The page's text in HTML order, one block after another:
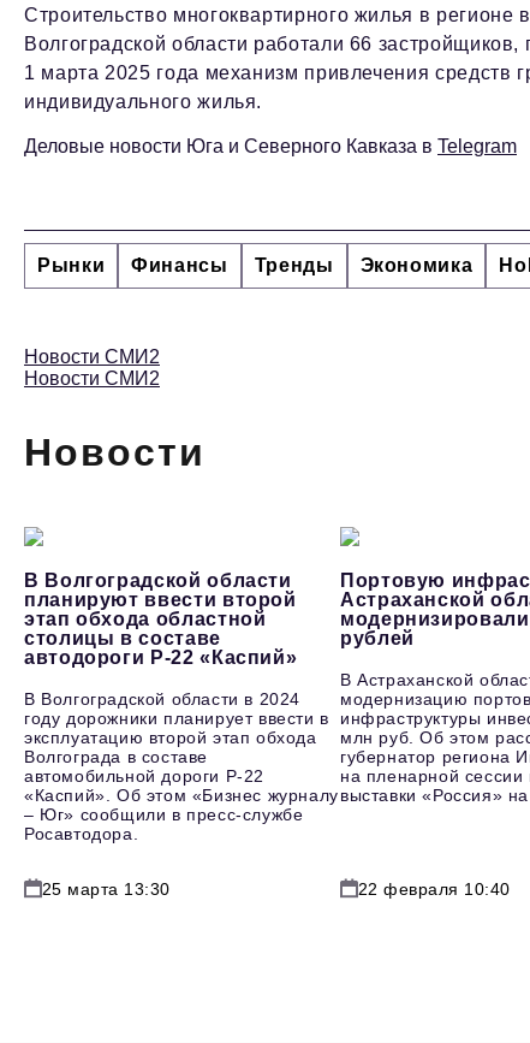
Строительство многоквартирного жилья в
Волгоградской области работали 66
1 марта 2025 года механизм привлечения средств
индивидуального жилья.
Деловые новости Юга и Северного Кавказа в Telegram
Рынки Финансы Тренды Экономика
Новости СМИ2
Новости СМИ2
Новости
В Волгоградской области
планируют ввести второй
этап обхода областной
столицы в составе
автодороги Р-22 «Каспий»
В Волгоградской области в 2024
году дорожники планирует ввести в
эксплуатацию второй этап обхода
Волгограда в составе
автомобильной дороги Р-22
«Каспий». Об этом «Бизнес журналу
– Юг» сообщили в пресс-службе
Росавтодора.
25 марта 13:30
Портовую
Астраханской
рублей
В Астраханской
модернизацию
инфраструктуры
млн руб. Об этом
губернатор региона
на пленарной сессии
выставки «Россия»
22 февраля 10:40